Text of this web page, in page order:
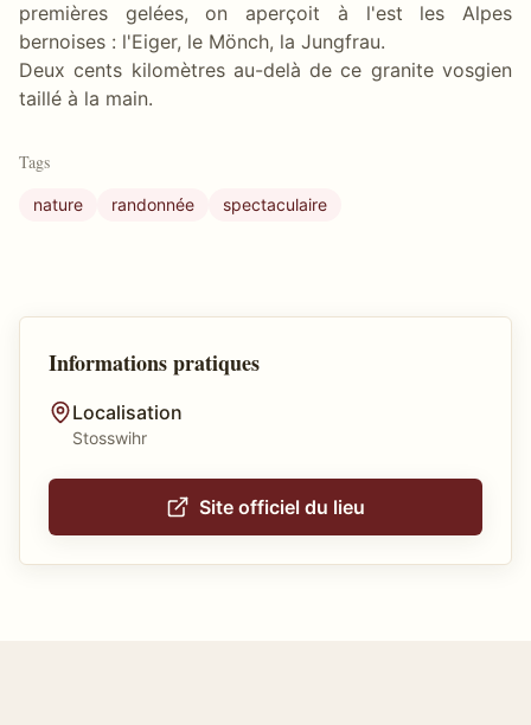
premières gelées, on aperçoit à l'est les Alpes
bernoises : l'Eiger, le Mönch, la Jungfrau.
Deux cents kilomètres au-delà de ce granite vosgien
taillé à la main.
Tags
nature randonnée spectaculaire
Informations pratiques
Localisation
Stosswihr
Site officiel du lieu